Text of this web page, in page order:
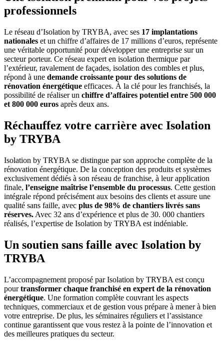
professionnels
Le réseau d’Isolation by TRYBA, avec ses 17 implantations
nationales et un chiffre d’affaires de 17 millions d’euros, représente
une véritable opportunité pour développer une entreprise sur un
secteur porteur. Ce réseau expert en isolation thermique par
l’extérieur, ravalement de façades, isolation des combles et plus,
répond à une demande croissante pour des solutions de
rénovation énergétique efficaces. À la clé pour les franchisés, la
possibilité de réaliser un chiffre d’affaires potentiel entre 500 000
et 800 000 euros après deux ans.
Réchauffez votre carrière avec Isolation
by TRYBA
Isolation by TRYBA se distingue par son approche complète de la
rénovation énergétique. De la conception des produits et systèmes
exclusivement dédiés à son réseau de franchise, à leur application
finale, l’enseigne maîtrise l’ensemble du processus. Cette gestion
intégrale répond précisément aux besoins des clients et assure une
qualité sans faille, avec plus de 98% de chantiers livrés sans
réserves. Avec 32 ans d’expérience et plus de 30. 000 chantiers
réalisés, l’expertise de Isolation by TRYBA est indéniable.
Un soutien sans faille avec Isolation by
TRYBA
L’accompagnement proposé par Isolation by TRYBA est conçu
pourtransformer chaque franchisé en expert de la rénovation
énergétique. Une formation complète couvrant les aspects
techniques, commerciaux et de gestion vous prépare à mener à bien
votre entreprise. De plus, les séminaires réguliers et l’assistance
continue garantissent que vous restez à la pointe de l’innovation et
des meilleures pratiques du secteur.